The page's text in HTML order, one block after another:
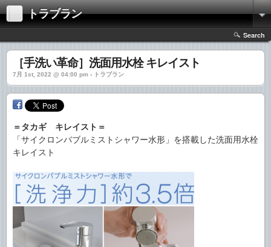
トラブラン
Search
［手洗い革命］洗面用水栓 キレイスト
7月 1st, 2022 @ 04:00 pm › トラブラン
＝タカギ キレイスト＝
「サイクロンバブルミストシャワー水形」を搭載した洗面用水栓
キレイスト